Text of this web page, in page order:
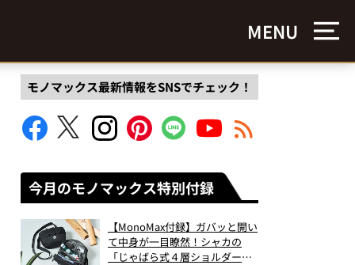
MENU
モノマックス最新情報をSNSでチェック！
今月のモノマックス特別付録
【MonoMax付録】ガバッと開い
て中身が一目瞭然！シャカの
「じゃばら式４層ショルダーバ